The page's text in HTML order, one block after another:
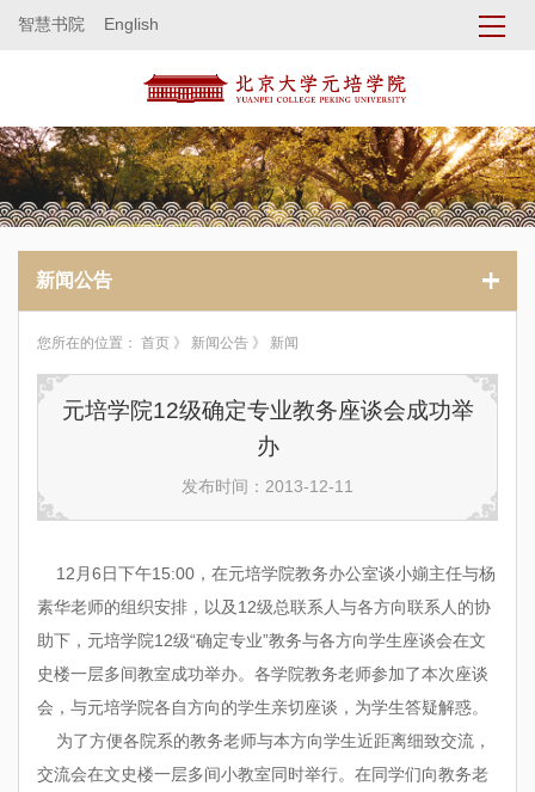
智慧书院 English
新闻公告
您所在的位置： 首页 》 新闻公告 》 新闻
元培学院12级确定专业教务座谈会成功举
办
发布时间：2013-12-11
12月6日下午15:00，在元培学院教务办公室谈小媊主任与杨
素华老师的组织安排，以及12级总联系人与各方向联系人的协
助下，元培学院12级“确定专业”教务与各方向学生座谈会在文
史楼一层多间教室成功举办。各学院教务老师参加了本次座谈
会，与元培学院各自方向的学生亲切座谈，为学生答疑解惑。
为了方便各院系的教务老师与本方向学生近距离细致交流，
交流会在文史楼一层多间小教室同时举行。在同学们向教务老